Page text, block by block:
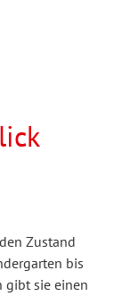
Zustand
bis
gibt sie einen